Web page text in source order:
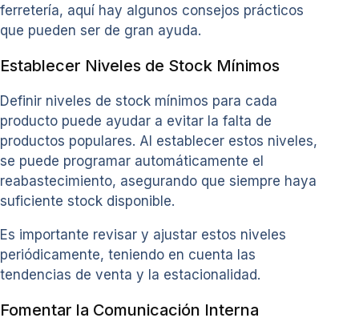
ferretería, aquí hay algunos consejos prácticos
que pueden ser de gran ayuda.
Establecer Niveles de Stock Mínimos
Definir niveles de stock mínimos para cada
producto puede ayudar a evitar la falta de
productos populares. Al establecer estos niveles,
se puede programar automáticamente el
reabastecimiento, asegurando que siempre haya
suficiente stock disponible.
Es importante revisar y ajustar estos niveles
periódicamente, teniendo en cuenta las
tendencias de venta y la estacionalidad.
Fomentar la Comunicación Interna